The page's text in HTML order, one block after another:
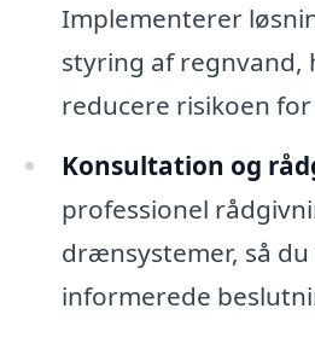
Implementerer
styring af regnvand,
reducere risikoen
Konsultation og
professionel
drænsystemer, så
informerede